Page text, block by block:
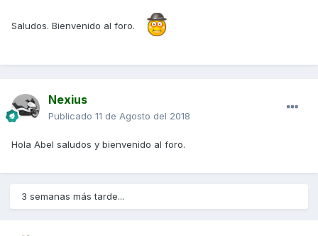
Saludos. Bienvenido al foro.
Nexius
Publicado 11 de Agosto del 2018
Hola Abel saludos y bienvenido al foro.
3 semanas más tarde...